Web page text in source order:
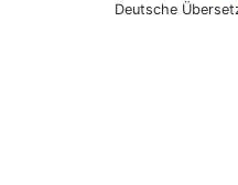
Deutsche